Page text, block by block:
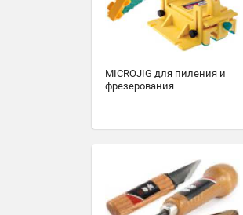
MICROJIG для пиления и
фрезерования